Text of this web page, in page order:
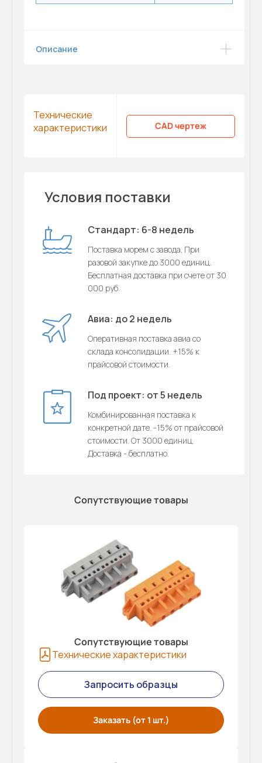
Описание
Технические
характеристики
CAD чертеж
Условия поставки
Стандарт: 6-8 недель
Поставка морем с завода. При
разовой закупке до 3000 единиц.
Бесплатная доставка при счете от 30
000 руб.
Авиа: до 2 недель
Оперативная поставка авиа со
склада консолидации. +15% к
прайсовой стоимости.
Под проект: от 5 недель
Комбинированная поставка к
конкретной дате. -15% от прайсовой
стоимости. От 3000 единиц.
Доставка - бесплатно.
Сопутствующие товары
Сопутствующие товары
Технические характеристики
Запросить образцы
Заказать (от 1 шт.)